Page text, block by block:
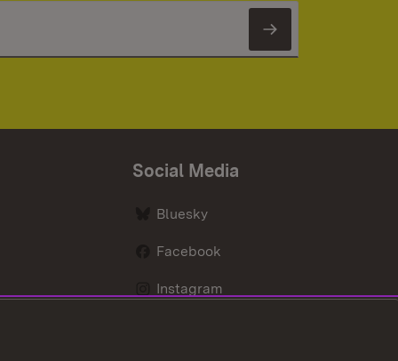
Newsletter
Social Media
Bluesky
Facebook
Instagram